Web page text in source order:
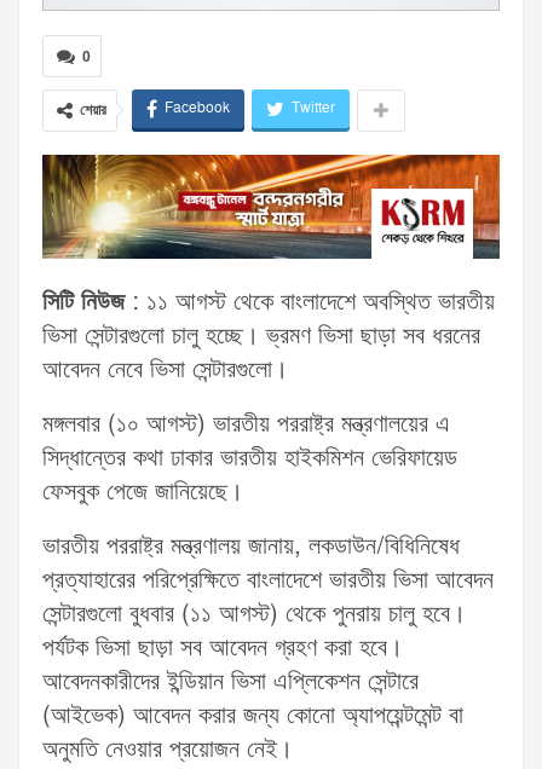
0
শেয়ার Facebook Twitter
সিটি নিউজ: ১১ আগস্ট থেকে বাংলাদেশে অবস্থিত ভারতীয়
ভিসা সেন্টারগুলো চালু হচ্ছে। ভ্রমণ ভিসা ছাড়া সব ধরনের
আবেদন নেবে ভিসা সেন্টারগুলো।
মঙ্গলবার (১০ আগস্ট) ভারতীয় পররাষ্ট্র মন্ত্রণালয়ের এ
সিদ্ধান্তের কথা ঢাকার ভারতীয় হাইকমিশন ভেরিফায়েড
ফেসবুক পেজে জানিয়েছে।
ভারতীয় পররাষ্ট্র মন্ত্রণালয় জানায়, লকডাউন/বিধিনিষেধ
প্রত্যাহারের পরিপ্রেক্ষিতে বাংলাদেশে ভারতীয় ভিসা আবেদন
সেন্টারগুলো বুধবার (১১ আগস্ট) থেকে পুনরায় চালু হবে।
পর্যটক ভিসা ছাড়া সব আবেদন গ্রহণ করা হবে।
আবেদনকারীদের ইন্ডিয়ান ভিসা এপ্লিকেশন সেন্টারে
(আইভেক) আবেদন করার জন্য কোনো অ্যাপয়েন্টমেন্ট বা
অনুমতি নেওয়ার প্রয়োজন নেই।